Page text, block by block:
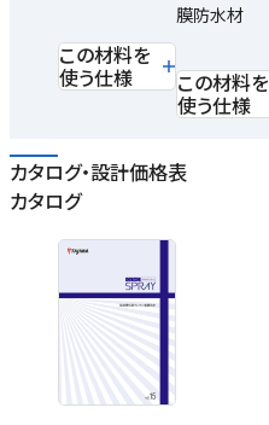
この材料を
使う仕様
膜防水材
この材料を
使う仕様
カタログ・設計価格表
カタログ